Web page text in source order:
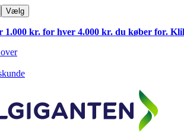
Vælg
1.000 kr. for hver 4.000 kr. du køber for.